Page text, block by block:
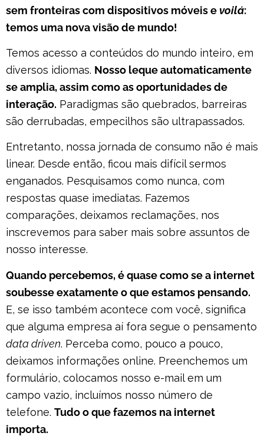
sem fronteiras com dispositivos móveis e voilá:
temos uma nova visão de mundo!
Temos acesso a conteúdos do mundo inteiro, em
diversos idiomas. Nosso leque automaticamente
se amplia, assim como as oportunidades de
interação. Paradigmas são quebrados, barreiras
são derrubadas, empecilhos são ultrapassados.
Entretanto, nossa jornada de consumo não é mais
linear. Desde então, ficou mais difícil sermos
enganados. Pesquisamos como nunca, com
respostas quase imediatas. Fazemos
comparações, deixamos reclamações, nos
inscrevemos para saber mais sobre assuntos de
nosso interesse.
Quando percebemos, é quase como se a internet
soubesse exatamente o que estamos pensando.
E, se isso também acontece com você, significa
que alguma empresa aí fora segue o pensamento
data driven. Perceba como, pouco a pouco,
deixamos informações online. Preenchemos um
formulário, colocamos nosso e-mail em um
campo vazio, incluímos nosso número de
telefone. Tudo o que fazemos na internet
importa.